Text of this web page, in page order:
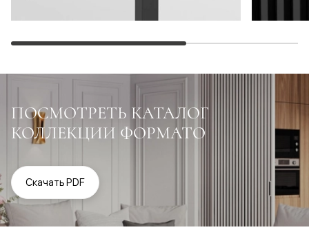
ПОСМОТРЕТЬ КАТАЛОГ
КОЛЛЕКЦИИ ФОРМАТО
Скачать PDF